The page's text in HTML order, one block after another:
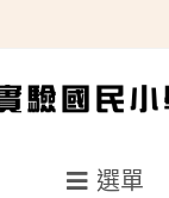
選單